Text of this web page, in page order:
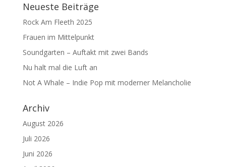
Neueste Beiträge
Rock Am Fleeth 2025
Frauen im Mittelpunkt
Soundgarten – Auftakt mit zwei Bands
Nu halt mal die Luft an
Not A Whale – Indie Pop mit moderner Melancholie
Archiv
August 2026
Juli 2026
Juni 2026